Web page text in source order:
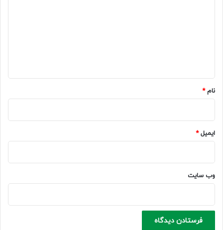
نام*
ایمیل*
وب‌ سایت